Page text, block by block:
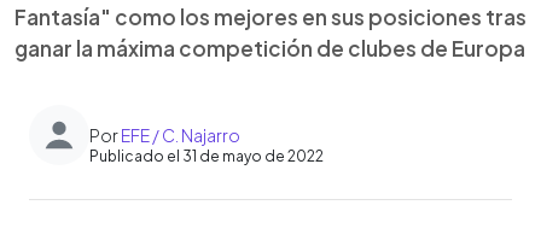
Fantasía" como los mejores en sus posiciones tras
ganar la máxima competición de clubes de Europa
PorEFE / C. Najarro
Publicado el 31 de mayo de 2022